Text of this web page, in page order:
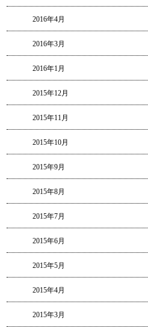
2016年4月
2016年3月
2016年1月
2015年12月
2015年11月
2015年10月
2015年9月
2015年8月
2015年7月
2015年6月
2015年5月
2015年4月
2015年3月